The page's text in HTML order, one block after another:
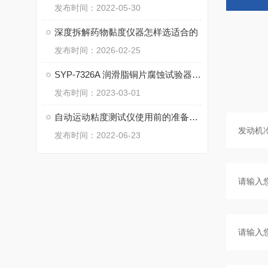
发布时间：2022-05-30
深度拆解药物黏度仪器怎样选适合的
发布时间：2026-02-25
SYP-7326A 润滑脂铜片腐蚀试验器操作使用与注意事项
发布时间：2023-03-01
自动运动粘度测试仪使用前的准备事项
发布时间：2022-06-23